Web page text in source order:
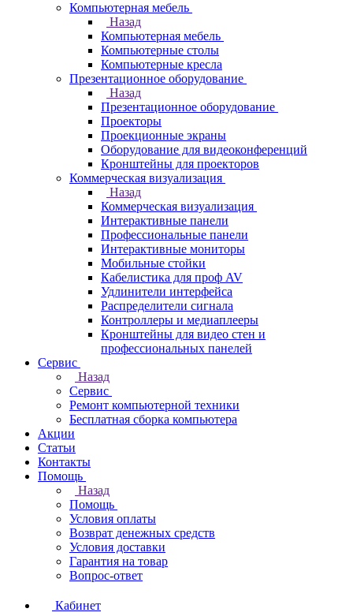
Компьютерная мебель
Назад
Компьютерная мебель
Компьютерные столы
Компьютерные кресла
Презентационное оборудование
Назад
Презентационное оборудование
Проекторы
Проекционные экраны
Оборудование для видеоконференций
Кронштейны для проекторов
Коммерческая визуализация
Назад
Коммерческая визуализация
Интерактивные панели
Профессиональные панели
Интерактивные мониторы
Мобильные стойки
Кабелистика для проф AV
Удлинители интерфейса
Распределители сигнала
Контроллеры и медиаплееры
Кронштейны для видео стен и
профессиональных панелей
Сервис
Назад
Сервис
Ремонт компьютерной техники
Бесплатная сборка компьютера
Акции
Статьи
Контакты
Помощь
Назад
Помощь
Условия оплаты
Возврат денежных средств
Условия доставки
Гарантия на товар
Вопрос-ответ
Кабинет